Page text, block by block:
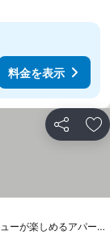
料金を表示
シェア お
山々のパノラマビューが楽しめるアパートメント